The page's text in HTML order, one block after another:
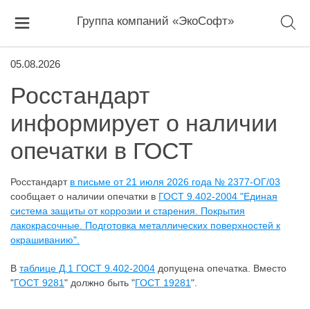
Группа компаний «ЭкоСофт»
05.08.2026
Росстандарт
информирует о наличии
опечатки в ГОСТ
Росстандарт в письме от 21 июля 2026 года № 2377-ОГ/03
сообщает о наличии опечатки в ГОСТ 9.402-2004 "Единая
система защиты от коррозии и старения. Покрытия
лакокрасочные. Подготовка металлических поверхностей к
окрашиванию".
В таблице Д.1 ГОСТ 9.402-2004 допущена опечатка. Вместо
"ГОСТ 9281" должно быть "ГОСТ 19281".